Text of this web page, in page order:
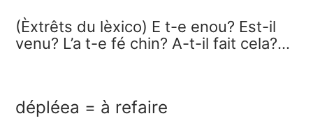
(Èxtrêts du lèxico) E t-e enou? Est-il
venu? L’a t-e fé chin? A-t-il fait cela?…
dépléea = à refaire